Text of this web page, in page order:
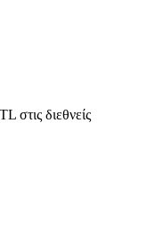
στις διεθνείς